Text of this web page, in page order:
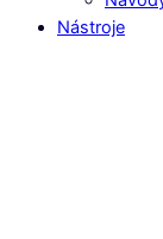
Nástroje